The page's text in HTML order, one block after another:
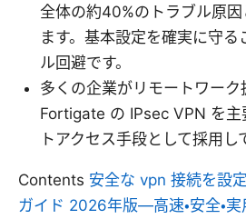
全体の約40%のトラブル原
ます。基本設定を確実に守
ル回避です。
多くの企業がリモートワーク
Fortigate の IPsec VPN を主
トアクセス手段として採用し
Contents 安全な vpn 接続を設
ガイド 2026年版—高速・安全・